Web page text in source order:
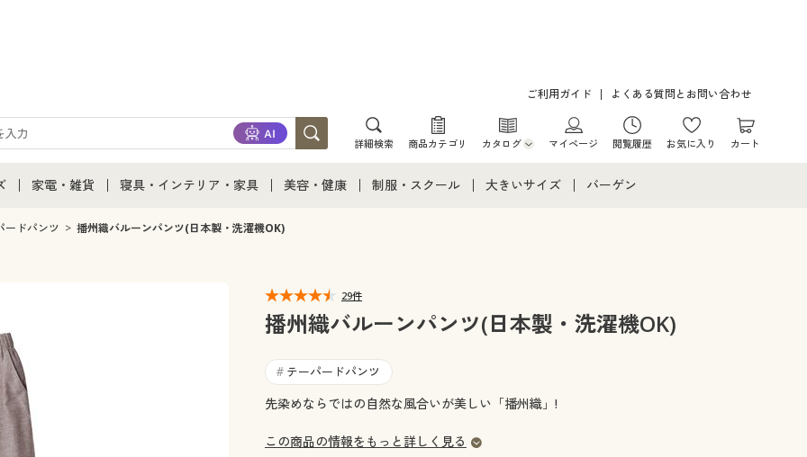
ご利用ガイド よくある質問とお問い合わせ
詳細検索 商品カテゴリ カタログ
カタログ・チラシからのご注文
マイページ 閲覧履歴 お気に入り カート
通販すべて
家電・雑貨
家電・雑貨すべて
寝具・インテリア・家具
寝具・インテリア・家具通販すべて
カーテン・ラグ・ファブリック
美容・健康 制服・スクール
ジュニア・ティーンズ下着
大きいサイズ
大きいサイズ レディース下着
大きいサイズ 事務・制服
バーゲン
ードパンツ 播州織バルーンパンツ(日本製・洗濯機OK)
29件
播州織バルーンパンツ(日本製・洗濯機OK)
# テーパードパンツ
先染めならではの自然な風合いが美しい「播州織」!
この商品の情報をもっと詳しく見る